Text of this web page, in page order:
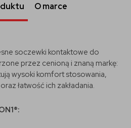
O marce
soczewki kontaktowe do
przez cenioną i znaną markę:
wysoki komfort stosowania,
łatwość ich zakładania.